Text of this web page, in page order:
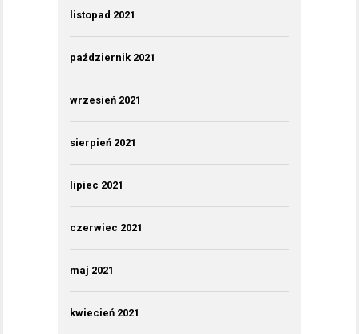
listopad 2021
październik 2021
wrzesień 2021
sierpień 2021
lipiec 2021
czerwiec 2021
maj 2021
kwiecień 2021